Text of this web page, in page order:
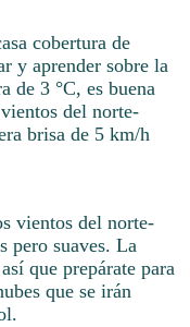
cobertura de
y aprender sobre la
de 3 °C, es buena
del norte-
brisa de 5 km/h
vientos del norte-
pero suaves. La
que prepárate para
que se irán